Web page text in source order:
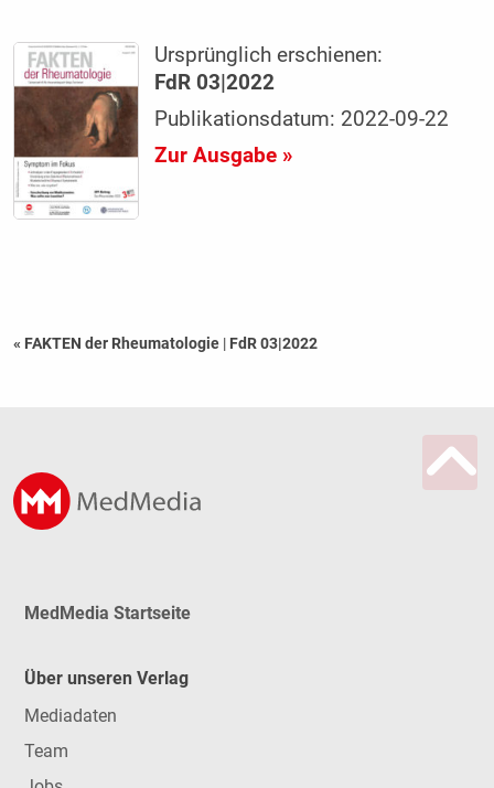
Ursprünglich erschienen:
FdR 03|2022
Publikationsdatum: 2022-09-22
Zur Ausgabe »
« FAKTEN der Rheumatologie | FdR 03|2022
MedMedia Startseite
Über unseren Verlag
Mediadaten
Team